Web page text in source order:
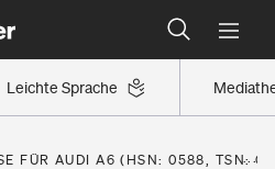
Leichte Sprache
finden
Region eingestuft
finden
FÜR AUDI A6 (HSN: 0588, TSN: